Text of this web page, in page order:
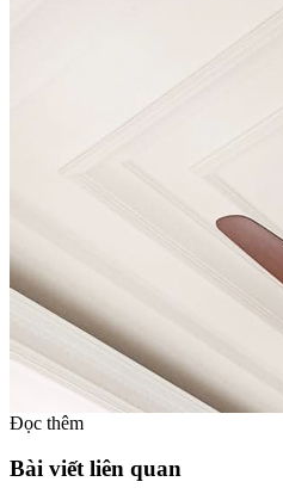
Đọc thêm
Bài viết liên quan